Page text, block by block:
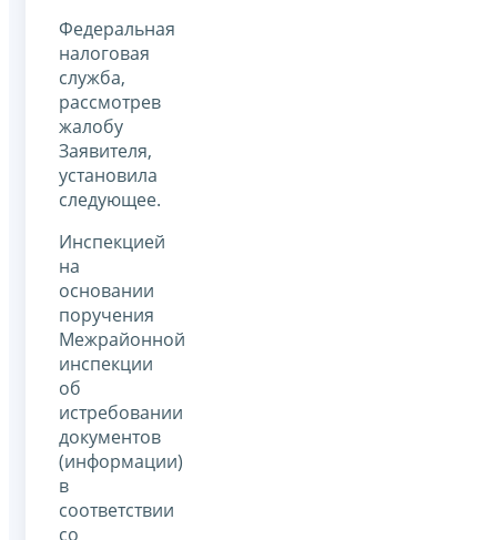
Федеральная
налоговая
служба,
рассмотрев
жалобу
Заявителя,
установила
следующее.
Инспекцией
на
основании
поручения
Межрайонной
инспекции
об
истребовании
документов
(информации)
в
соответствии
со